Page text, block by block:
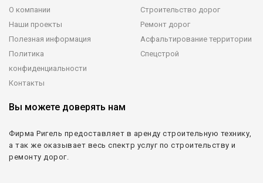
О компании
Наши проекты
Полезная информация
Политика
конфиденциальности
Контакты
Строительство дорог
Ремонт дорог
Асфальтирование территории
Спецстрой
Вы можете доверять нам
Фирма Ригель предоставляет в аренду строительную технику,
а так же оказывает весь спектр услуг по строительству и
ремонту дорог.